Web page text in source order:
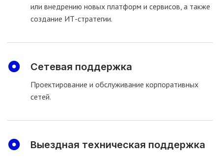
или внедрению новых платформ и сервисов, а также
создание ИТ-стратегии.
Сетевая поддержка
Проектирование и обслуживание корпоративных
сетей.
Выездная техническая поддержка